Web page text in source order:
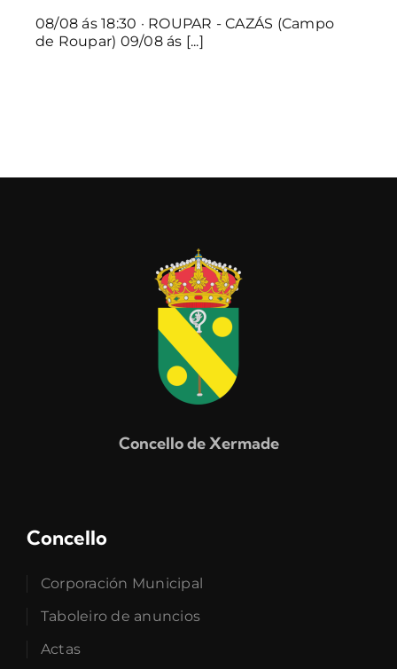
08/08 ás 18:30 · ROUPAR - CAZÁS (Campo
de Roupar) 09/08 ás [...]
Concello de Xermade
Concello
Corporación Municipal
Taboleiro de anuncios
Actas